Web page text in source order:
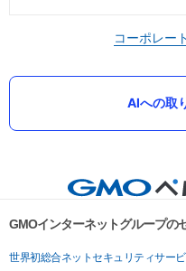
コーポレー
AIへの取
GMOインターネットグループの
世界初総合ネットセキュリティサー